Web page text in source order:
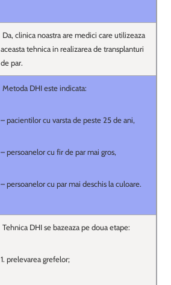
Da, clinica noastra are medici care utilizeaza
aceasta tehnica in realizarea de transplanturi
de par.
Metoda DHI este indicata:
– pacientilor cu varsta de peste 25 de ani,
– persoanelor cu fir de par mai gros,
– persoanelor cu par mai deschis la culoare.
Tehnica DHI se bazeaza pe doua etape:
1. prelevarea grefelor;